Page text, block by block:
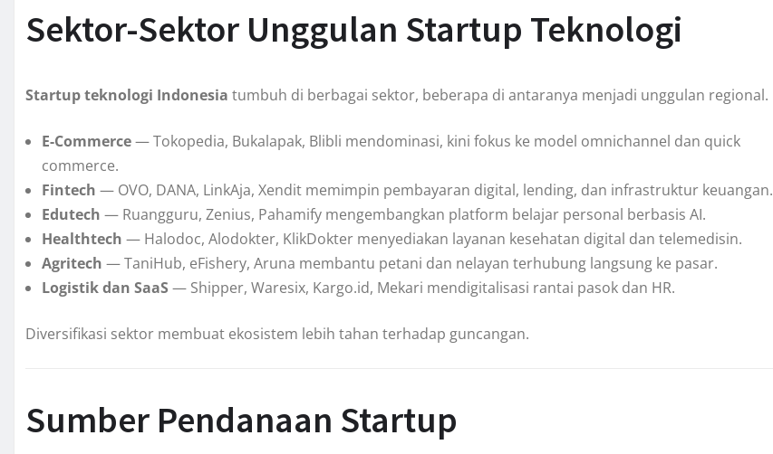
Sektor-Sektor Unggulan Startup Teknologi
Startup teknologi Indonesia tumbuh di berbagai sektor, beberapa di antaranya menjadi unggulan regional.
E-Commerce— Tokopedia, Bukalapak, Blibli mendominasi, kini fokus ke model omnichannel dan quick
commerce.
Fintech — OVO, DANA, LinkAja, Xendit memimpin pembayaran digital, lending, dan infrastruktur keuangan.
Edutech — Ruangguru, Zenius, Pahamify mengembangkan platform belajar personal berbasis AI.
Healthtech — Halodoc, Alodokter, KlikDokter menyediakan layanan kesehatan digital dan telemedisin.
Agritech — TaniHub, eFishery, Aruna membantu petani dan nelayan terhubung langsung ke pasar.
Logistik dan SaaS — Shipper, Waresix, Kargo.id, Mekari mendigitalisasi rantai pasok dan HR.
Diversifikasi sektor membuat ekosistem lebih tahan terhadap guncangan.
Sumber Pendanaan Startup